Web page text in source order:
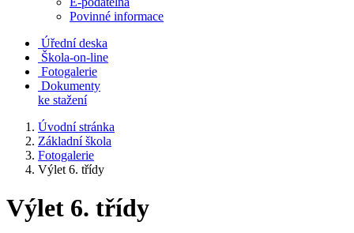
Povinné informace
Úřední deska
Škola-on-line
Fotogalerie
Dokumenty
ke stažení
Úvodní stránka
Základní škola
Fotogalerie
Výlet 6. třídy
Výlet 6. třídy